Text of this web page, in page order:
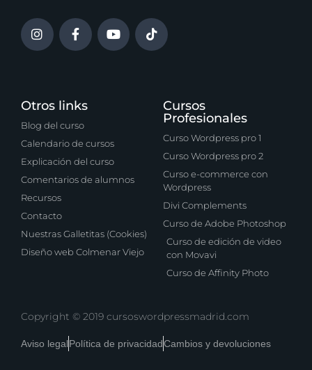
Otros links
Blog del curso
Calendario de cursos
Explicación del curso
Comentarios de alumnos
Recursos
Contacto
Nuestras Galletitas (Cookies)
Diseño web Colmenar Viejo
Cursos
Profesionales
Curso Wordpress pro 1
Curso Wordpress pro 2
Curso e-commerce con
Wordpress
Divi Complements
Curso de Adobe Photoshop
Curso de edición de video
con Movavi
Curso de Affinity Photo
Copyright © 2019 cursoswordpressmadrid.com
Aviso legalPolítica de privacidadCambios y devoluciones